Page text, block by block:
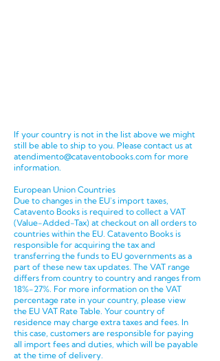
If your country is not in the list above we might
still be able to ship to you. Please contact us at
atendimento@cataventobooks.com for more
information.
European Union Countries
Due to changes in the EU's import taxes,
Catavento Books is required to collect a VAT
(Value-Added-Tax) at checkout on all orders to
countries within the EU. Catavento Books is
responsible for acquiring the tax and
transferring the funds to EU governments as a
part of these new tax updates. The VAT range
differs from country to country and ranges from
18%-27%. For more information on the VAT
percentage rate in your country, please view
the EU VAT Rate Table . Your country of
residence may charge extra taxes and fees. In
this case, customers are responsible for paying
all import fees and duties, which will be payable
at the time of delivery.